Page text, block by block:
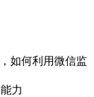
如何利用微信监
力